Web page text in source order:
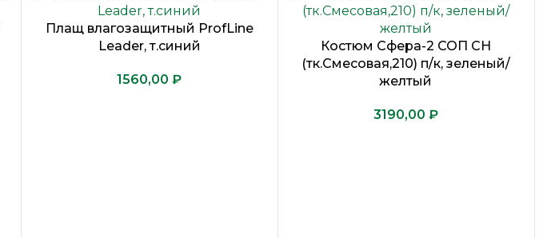
на регулируемых по длине бретелях
центральная застежка на молнию
прорезной карманы на грудке
Плащ влагозащитный ProfLine
Leader, т.синий
₽
Костюм Сфера-2 СОП CH
(тк.Смесовая,210) п/к, зеленый/
желтый
₽